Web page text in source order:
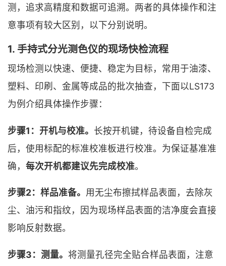
测，追求高精度和数据可追溯。两者的具体操作和注
意事项有较大区别，以下分别说明。
1. 手持式分光测色仪的现场快检流程
现场检测以快速、便捷、稳定为目标，常用于油漆、
塑料、印刷、金属等成品的批次抽查，下面以LS173
为例介绍具体操作步骤：
步骤1：开机与校准。 长按开机键，待设备自检完成
后，使用标配的标准校准板进行校准。为保证基准准
确， 每次开机都建议先完成校准。
步骤2：样品准备。 用无尘布擦拭样品表面，去除灰
尘、油污和指纹，因为现场样品表面的洁净度会直接
影响反射数据。
步骤3：测量。 将测量孔径完全贴合样品表面，注意